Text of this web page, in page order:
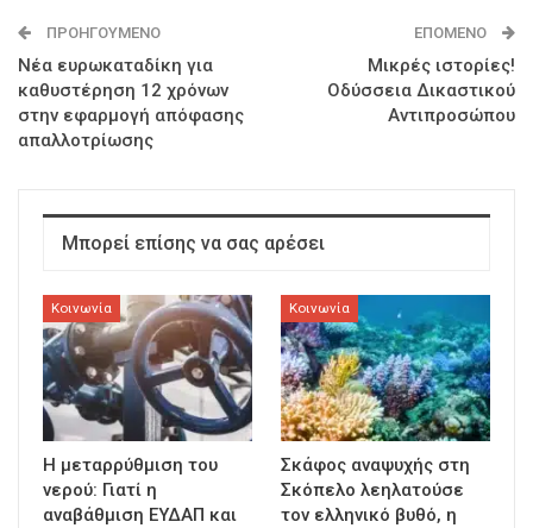
ΠΡΟΗΓΟΎΜΕΝΟ
Νέα ευρωκαταδίκη για
καθυστέρηση 12 χρόνων
στην εφαρμογή απόφασης
απαλλοτρίωσης
ΕΠΌΜΕΝΟ
Μικρές ιστορίες!
Οδύσσεια Δικαστικού
Αντιπροσώπου
Μπορεί επίσης να σας αρέσει
Κοινωνία
Η μεταρρύθμιση του
νερού: Γιατί η
αναβάθμιση ΕΥΔΑΠ και
Κοινωνία
Σκάφος αναψυχής στη
Σκόπελο λεηλατούσε
τον ελληνικό βυθό, η